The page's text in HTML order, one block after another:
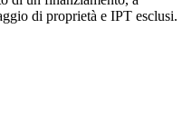
di proprietà e IPT esclusi.